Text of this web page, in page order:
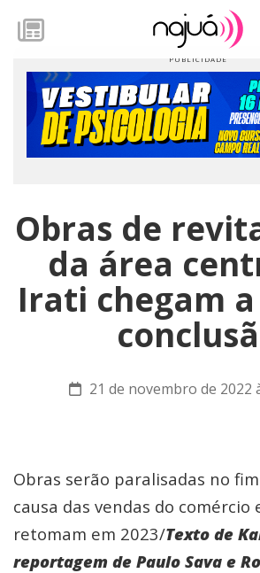
Obras de
da área
Irati chegam a
21 de novembro de 2022
Obras serão paralisadas no
causa das vendas do comércio
retomam em 2023/Texto de
reportagem de Paulo Sava e